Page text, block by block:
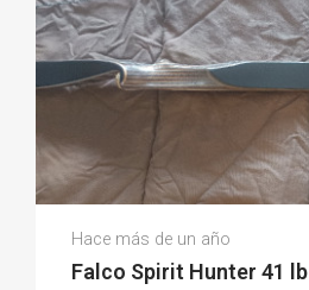
Diana D.
Hace más de un año
Falco Spirit Hunter 41 lb